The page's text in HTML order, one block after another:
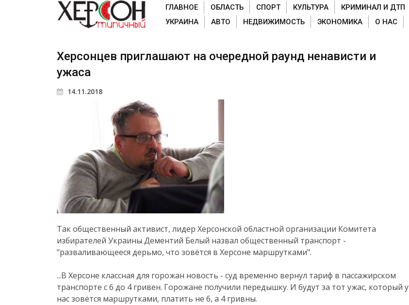
ГЛАВНОЕ ОБЛАСТЬ СПОРТ КУЛЬТУРА КРИМИНАЛ И ДТП
УКРАИНА
АВТО НЕДВИЖИМОСТЬ ЭКОНОМИКА О НАС
Херсонцев приглашают на очередной раунд ненависти и
ужаса
14.11.2018
Так общественный активист, лидер Херсонской областной организации Комитета
избирателей Украины Дементий Белый назвал общественный транспорт -
"разваливающееся дерьмо, что зовётся в Херсоне маршрутками".
...В Херсоне классная для горожан новость - суд временно вернул тариф в пассажирском
транспорте с 6 до 4 гривен. Горожане получили передышку. И будут за тот ужас, который у
нас зовётся маршрутками, платить не 6, а 4 гривны.